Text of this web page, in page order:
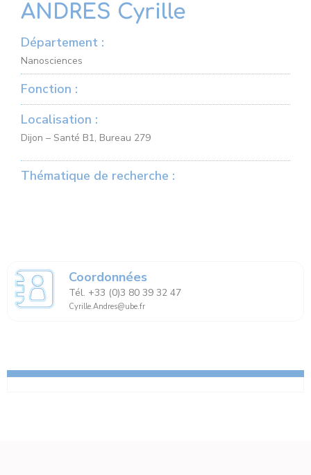
ANDRES Cyrille
Département :
Nanosciences
Fonction :
Localisation :
Dijon – Santé B1, Bureau 279
Thématique de recherche :
Coordonnées
Tél. +33 (0)3 80 39 32 47
Cyrille.Andres@ube.fr